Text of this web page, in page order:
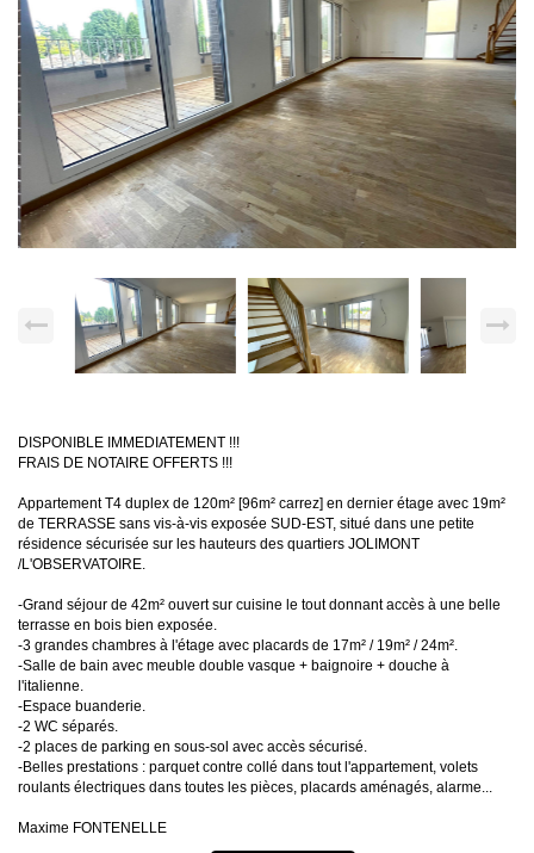
DISPONIBLE IMMEDIATEMENT !!!
FRAIS DE NOTAIRE OFFERTS !!!
Appartement T4 duplex de 120m² [96m² carrez] en dernier étage avec 19m²
de TERRASSE sans vis-à-vis exposée SUD-EST, situé dans une petite
résidence sécurisée sur les hauteurs des quartiers JOLIMONT
/L'OBSERVATOIRE.
-Grand séjour de 42m² ouvert sur cuisine le tout donnant accès à une belle
terrasse en bois bien exposée.
-3 grandes chambres à l'étage avec placards de 17m² / 19m² / 24m².
-Salle de bain avec meuble double vasque + baignoire + douche à
l'italienne.
-Espace buanderie.
-2 WC séparés.
-2 places de parking en sous-sol avec accès sécurisé.
-Belles prestations : parquet contre collé dans tout l'appartement, volets
roulants électriques dans toutes les pièces, placards aménagés, alarme...
Maxime FONTENELLE